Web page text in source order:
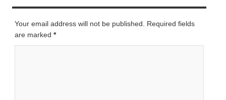
Your email address will not be published. Required fields
are marked *